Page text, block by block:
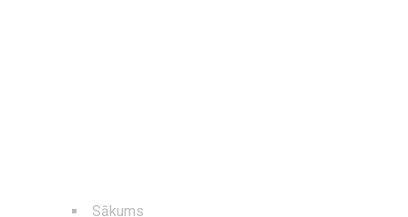
Sākums